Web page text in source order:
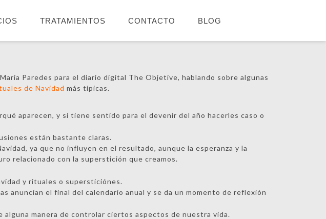
TRATAMIENTOS CONTACTO BLOG
Paredes para el diario digital The Objetive, hablando sobre algunas
de Navidad más típicas.
aparecen, y si tiene sentido para el devenir del año hacerles caso o
están bastante claras.
ya que no influyen en el resultado, aunque la esperanza y la
relacionado con la superstición que creamos.
y rituales o supersticiónes.
anuncian el final del calendario anual y se da un momento de reflexión
manera de controlar ciertos aspectos de nuestra vida.